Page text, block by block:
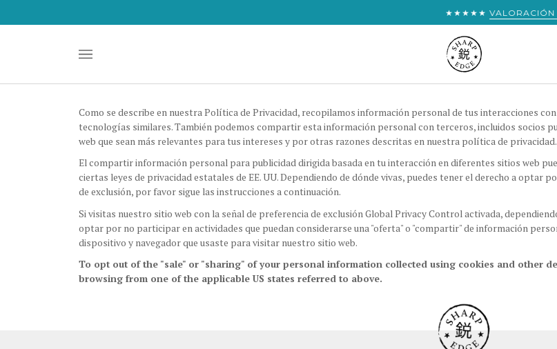
★★★★★VALORACIÓN 4.9/5
Como se describe en nuestra Política de Privacidad, recopilamos información personal de tus interacciones
tecnologías similares. También podemos compartir esta información personal con terceros, incluidos socios
web que sean más relevantes para tus intereses y por otras razones descritas en nuestra política de privacidad.
El compartir información personal para publicidad dirigida basada en tu interacción en diferentes sitios web
ciertas leyes de privacidad estatales de EE. UU. Dependiendo de dónde vivas, puedes tener el derecho a optar
de exclusión, por favor sigue las instrucciones a continuación.
Si visitas nuestro sitio web con la señal de preferencia de exclusión Global Privacy Control activada,
optar por no participar en actividades que puedan considerarse una "oferta" o "compartir" de información
dispositivo y navegador que usaste para visitar nuestro sitio web.
To opt out of the "sale" or "sharing" of your personal information collected using cookies and other
browsing from one of the applicable US states referred to above.